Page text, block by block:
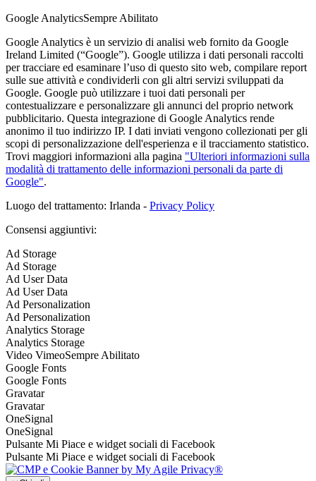
Google AnalyticsSempre Abilitato
Google Analytics è un servizio di analisi web fornito da Google
Ireland Limited (“Google”). Google utilizza i dati personali raccolti
per tracciare ed esaminare l’uso di questo sito web, compilare report
sulle sue attività e condividerli con gli altri servizi sviluppati da
Google. Google può utilizzare i tuoi dati personali per
contestualizzare e personalizzare gli annunci del proprio network
pubblicitario. Questa integrazione di Google Analytics rende
anonimo il tuo indirizzo IP. I dati inviati vengono collezionati per gli
scopi di personalizzazione dell'esperienza e il tracciamento statistico.
Trovi maggiori informazioni alla pagina "Ulteriori informazioni sulla
modalità di trattamento delle informazioni personali da parte di
Google".
Luogo del trattamento: Irlanda - Privacy Policy
Consensi aggiuntivi:
Ad Storage
Ad Storage
Ad User Data
Ad User Data
Ad Personalization
Ad Personalization
Analytics Storage
Analytics Storage
Video VimeoSempre Abilitato
Google Fonts
Google Fonts
Gravatar
Gravatar
OneSignal
OneSignal
Pulsante Mi Piace e widget sociali di Facebook
Pulsante Mi Piace e widget sociali di Facebook